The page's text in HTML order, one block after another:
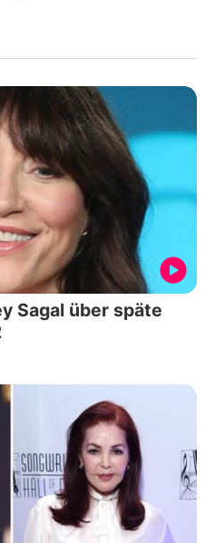
Sagal über späte